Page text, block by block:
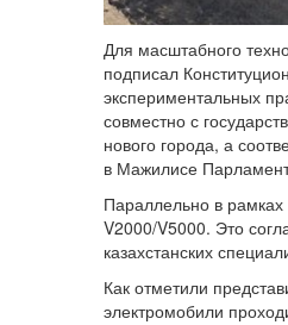
Для масштабного
подписал
экспериментальных
совместно с
нового города, а
в Мажилисе
Параллельно в
V2000/V5000. Это
казахстанских
Как отметили
электромобили